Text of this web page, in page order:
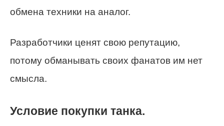
обмена техники на аналог.
Разработчики ценят свою репутацию,
потому обманывать своих фанатов им нет
смысла.
Условие покупки танка.